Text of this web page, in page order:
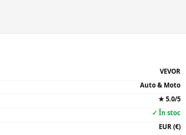
VEVOR
Auto & Moto
★ 5.0/5
✓ În stoc
EUR (€)